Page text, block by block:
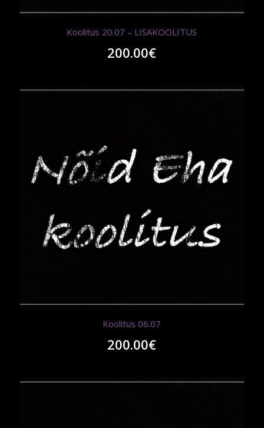
Koolitus 20.07 – LISAKOOLITUS
200.00€
Koolitus 06.07
200.00€